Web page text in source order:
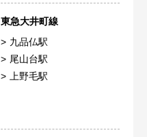
東急大井町線
九品仏駅
尾山台駅
上野毛駅